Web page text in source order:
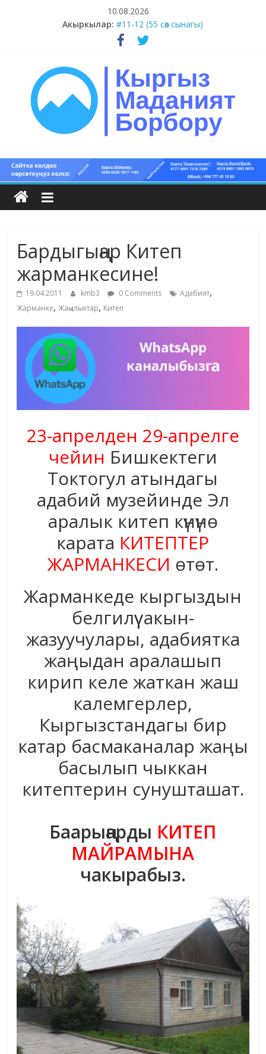
10.08.2026
Акыркылар: #11-12 (55 сөз сынагы)
#9-10 (55 сөз сынагы)
#5-8 (55 сөз сынагы)
#13-14 (55 сөз сынагы)
Кыргыз
маданият
Кыргыз
маданияты
жана
адабияты
Бардыгыңар Китеп
жарманкесине!
19.04.2011 kmb3 0 Comments Адабият,
Жарманке,Жаңылыктар, Китеп
23-апрелден 29-апрелге
чейин Бишкектеги
Токтогул атындагы
адабий музейинде Эл
аралык китеп күнүнө
карата КИТЕПТЕР
ЖАРМАНКЕСИ өтөт.
Жарманкеде кыргыздын
белгилүү акын-
жазуучулары, адабиятка
жаңыдан аралашып
кирип келе жаткан жаш
калемгерлер,
Кыргызстандагы бир
катар басмаканалар жаңы
басылып чыккан
китептерин сунушташат.
Баарыңарды КИТЕП
МАЙРАМЫНА
чакырабыз.